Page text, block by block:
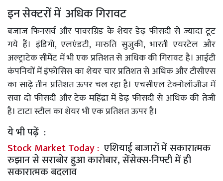
इन सेक्टरों में अधिक गिरावट
बजाज फिनसर्व और पावरग्रिड के शेयर डेढ़ फीसदी से ज्यादा टूट
गये हैं। इंडिगो, एलएंडटी, मारुति सुजुकी, भारती एयरटेल और
अल्ट्राटेक सीमेंट में भी एक प्रतिशत से अधिक की गिरावट है। आईटी
कंपनियों में इंफोसिस का शेयर चार प्रतिशत से अधिक और टीसीएस
का साढ़े तीन प्रतिशत ऊपर चल रहा है। एचसीएल टेक्नोलॉजीज में
सवा दो फीसदी और टेक महिंद्रा में डेढ़ फीसदी से अधिक की तेजी
है। टाटा स्टील का शेयर भी एक प्रतिशत ऊपर है।
ये भी पढ़ें :
Stock Market Today : एशियाई बाजारों में सकारात्मक
रुझान से सराबोर हुआ कारोबार, सेंसेक्स-निफ्टी में ही
सकारात्मक बदलाव